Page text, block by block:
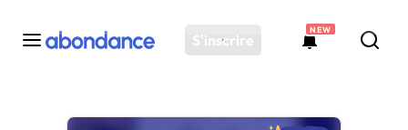
S'inscrire
NEW
Toutes les actus